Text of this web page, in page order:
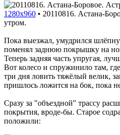
1280x960 • 20110816. Астана-
утром.
Пока выезжал, умудрился
поменял заднюю покрышку на
Теперь задняя часть упругая,
Вот колесо и спружинило там,
три дня ловить тяжёлый велик,
пришлось ложится на бок, пока
Сразу за "объездной" трассу
покрытия, вроде-бы. Старое
положили: